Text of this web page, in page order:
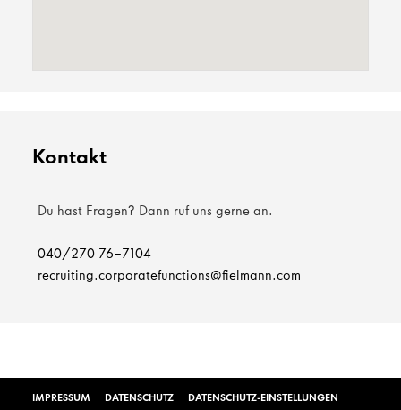
Kontakt
Du hast Fragen? Dann ruf uns gerne an.
040/270 76-7104
recruiting.corporatefunctions@fielmann.com
IMPRESSUM DATENSCHUTZ DATENSCHUTZ-EINSTELLUNGEN